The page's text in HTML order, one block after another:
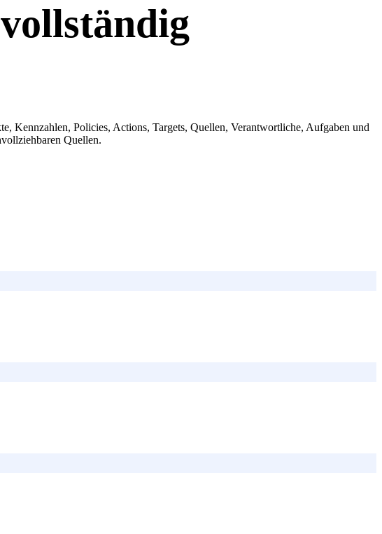
Kennzahlen, Policies, Actions, Targets, Quellen, Verantwortliche, Aufgaben und
Quellen.